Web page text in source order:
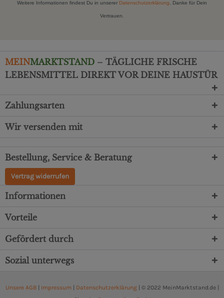
Weitere Informationen findest Du in unserer Datenschutzerklärung . Danke für Dein
Vertrauen.
MEINMARKTSTAND – TÄGLICHE FRISCHE
LEBENSMITTEL DIREKT VOR DEINE HAUSTÜR
Zahlungsarten
Wir versenden mit
Bestellung, Service & Beratung
Vertrag widerrufen
Informationen
Vorteile
Gefördert durch
Sozial unterwegs
Unsere AGB| Impressum Datenschutzerklärung| © 2022 MeinMarktstand.de |